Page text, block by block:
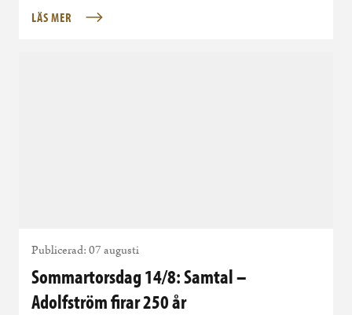
LÄS MER
Publicerad: 07 augusti
Sommartorsdag 14/8: Samtal –
Adolfström firar 250 år